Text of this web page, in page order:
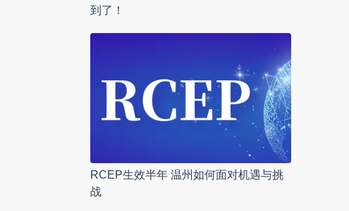
到了！
RCEP生效半年 温州如何面对机遇与挑
战